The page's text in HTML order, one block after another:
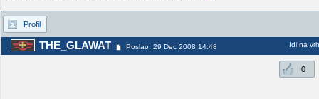
Profil
THE_GLAWAT Poslao: 29 Dec 2008 14:48 Idi na vrh
0